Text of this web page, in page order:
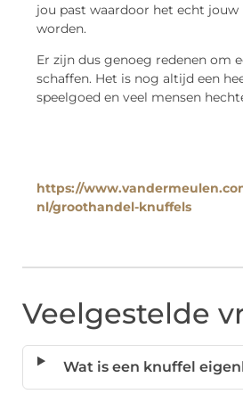
jou past waardoor het echt jouw
worden.
Er zijn dus genoeg redenen om
schaffen. Het is nog altijd een
speelgoed en veel mensen
https://
nl/groothandel-knuffels
Veelgestelde
Wat is een knuffel